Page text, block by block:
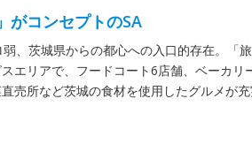
がコンセプトのSA
、茨城県からの都心への入口的存在。「
エリアで、フードコート6店舗、ベーカ
売所など茨城の食材を使用したグルメが充